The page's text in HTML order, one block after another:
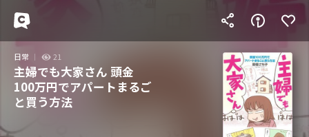
日常 21
主婦でも大家さん 頭金
100万円でアパートまるご
と買う方法